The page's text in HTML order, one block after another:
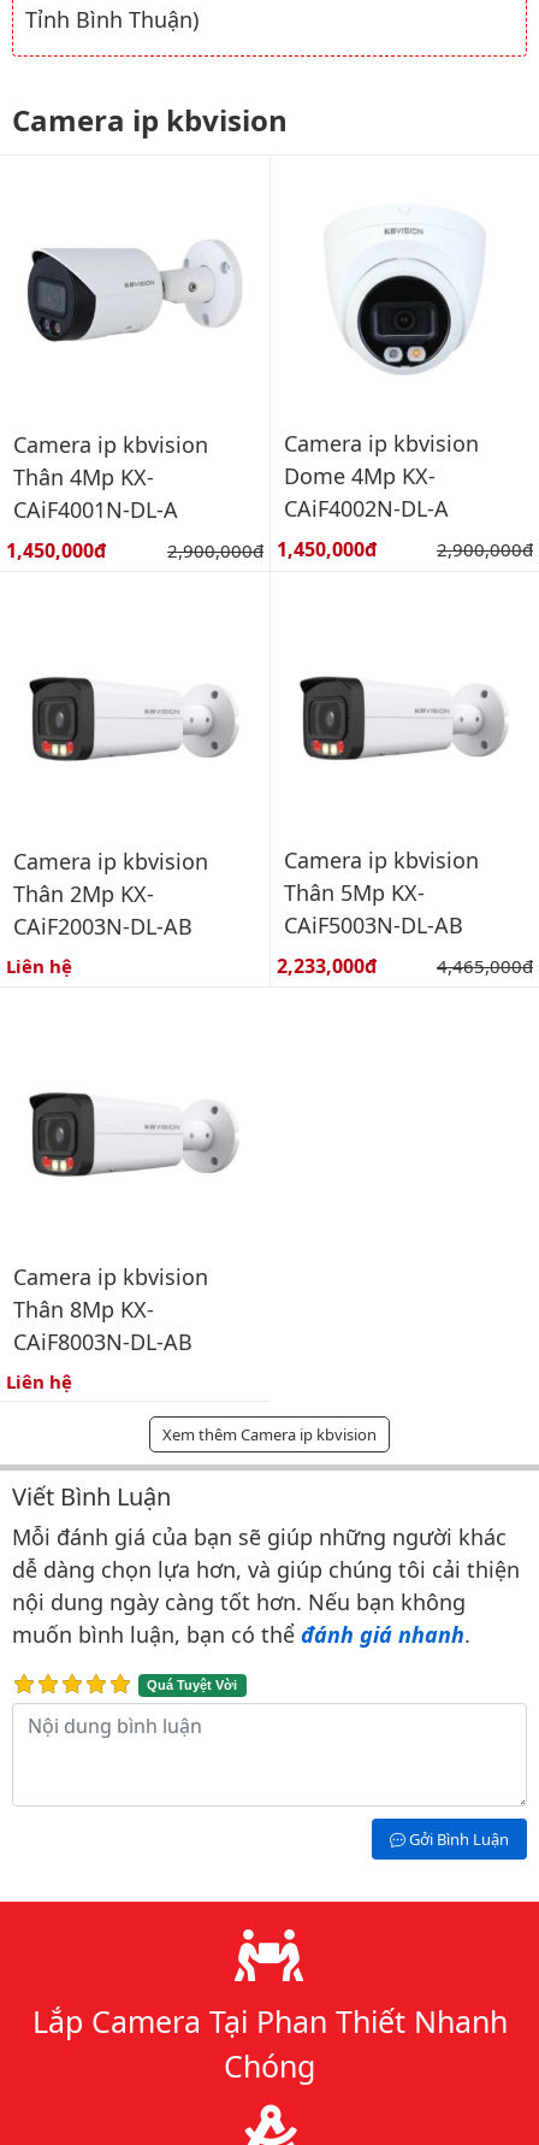
Tỉnh Bình Thuận)
Camera ip kbvision
Camera ip kbvision
Thân 4Mp KX-
CAiF4001N-DL-A
Giá bán:
1,450,000đ Giá gốc:
2,900,000đ
Camera ip kbvision
Dome 4Mp KX-
CAiF4002N-DL-A
Giá bán:
1,450,000đ Giá gốc:
2,900,000đ
Camera ip kbvision
Thân 2Mp KX-
CAiF2003N-DL-AB
Liên hệ
Camera ip kbvision
Thân 5Mp KX-
CAiF5003N-DL-AB
Giá bán:
2,233,000đ Giá gốc:
4,465,000đ
Camera ip kbvision
Thân 8Mp KX-
CAiF8003N-DL-AB
Liên hệ
Xem thêm Camera ip kbvision
Bình luận & Đánh giá
Viết Bình Luận
Mỗi đánh giá của bạn sẽ giúp những người khác
dễ dàng chọn lựa hơn, và giúp chúng tôi cải thiện
nội dung ngày càng tốt hơn. Nếu bạn không
muốn bình luận, bạn có thể đánh giá nhanh.
Quá Tuyệt Vời
Nội dung bình luận
Gởi Bình Luận
Lý do chọn chúng tôi
Lắp Camera Tại Phan Thiết Nhanh
Chóng